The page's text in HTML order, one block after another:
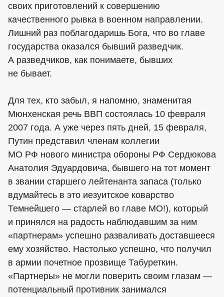
своих приготовлений к совершению
качественного рывка в военном направлении.
Лишний раз поблагодаришь Бога, что во главе
государства оказался бывший разведчик.
А разведчиков, как понимаете, бывших
не бывает.
Для тех, кто забыл, я напомню, знаменитая
Мюнхенская речь ВВП состоялась 10 февраля
2007 года. А уже через пять дней, 15 февраля,
Путин представил членам коллегии
МО РФ нового министра обороны РФ Сердюкова
Анатолия Эдуардовича, бывшего на тот момент
в звании старшего лейтенанта запаса (только
вдумайтесь в это иезуитское коварство
Темнейшего — старлей во главе МО!), который
и принялся на радость наблюдавшим за ним
«партнерам» успешно разваливать доставшееся
ему хозяйство. Настолько успешно, что получил
в армии почетное прозвище Табуреткин.
«Партнеры» не могли поверить своим глазам —
потенциальный противник занимался